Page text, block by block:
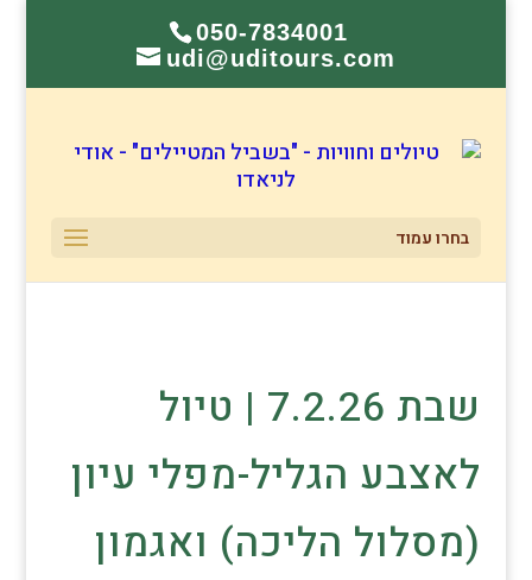
050-7834001
udi@uditours.com
בחרו עמוד
שבת 7.2.26 | טיול
לאצבע הגליל-מפלי עיון
(מסלול הליכה) ואגמון